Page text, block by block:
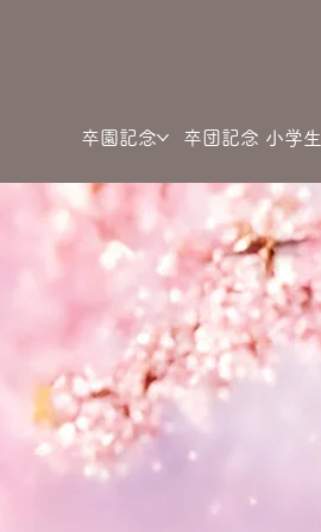
卒園記念 卒団記念 小学生